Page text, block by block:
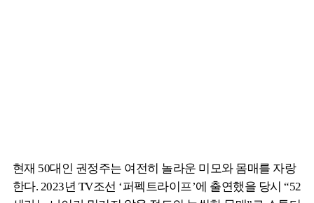
현재 50대인 권정주는 여전히 놀라운 미모와 몸매를 자랑
한다. 2023년 TV조선 ‘퍼펙트라이프’에 출연했을 당시 “52